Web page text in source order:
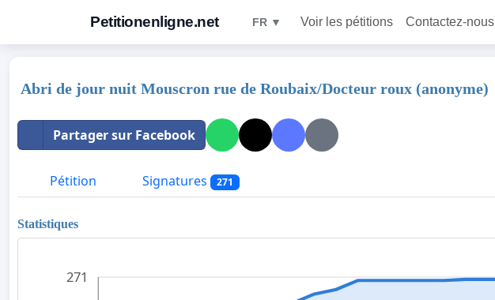
Petitionenligne.net FR ▼ Voir les pétitions Contactez-nous
Abri de jour nuit Mouscron rue de Roubaix/Docteur roux (anonyme)
Partager sur Facebook
Pétition Signatures 271
Statistiques
271